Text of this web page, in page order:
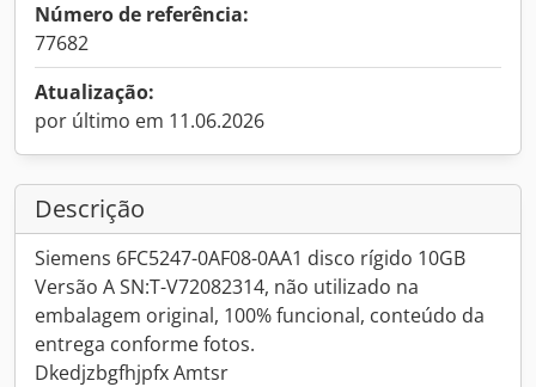
Número de referência:
77682
Atualização:
por último em 11.06.2026
Descrição
Siemens 6FC5247-0AF08-0AA1 disco rígido 10GB
Versão A SN:T-V72082314, não utilizado na
embalagem original, 100% funcional, conteúdo da
entrega conforme fotos.
Dkedjzbgfhjpfx Amtsr